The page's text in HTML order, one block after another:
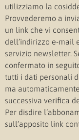
utilizziamo la
Provvederemo a
un link che vi
dell’indirizzo e-mail
servizio newsletter.
confermato in
tutti i dati personali
ma
successiva verifica
Per disdire
sull’apposito link